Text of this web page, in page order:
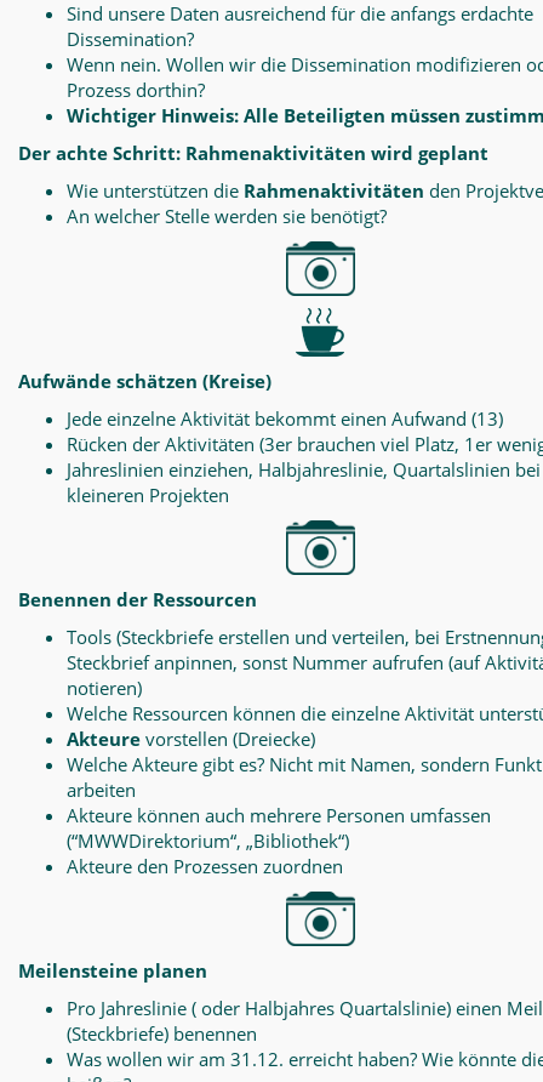
Sind unsere Daten ausreichend für die anfangs erdachte
Dissemination?
Wenn nein. Wollen wir die Dissemination modifizieren
Prozess dorthin?
Wichtiger Hinweis: Alle Beteiligten müssen
Der achte Schritt: Rahmenaktivitäten wird geplant
Wie unterstützen die Rahmenaktivitäten den
An welcher Stelle werden sie benötigt?
Aufwände schätzen (Kreise)
Jede einzelne Aktivität bekommt einen Aufwand (13)
Rücken der Aktivitäten (3er brauchen viel Platz, 1er
Jahreslinien einziehen, Halbjahreslinie, Quartalslinien bei
kleineren Projekten
Benennen der Ressourcen
Tools (Steckbriefe erstellen und verteilen, bei
Steckbrief anpinnen, sonst Nummer aufrufen (auf
notieren)
Welche Ressourcen können die einzelne Aktivität
Akteure vorstellen (Dreiecke)
Welche Akteure gibt es? Nicht mit Namen, sondern
arbeiten
Akteure können auch mehrere Personen umfassen
(“MWWDirektorium“, „Bibliothek“)
Akteure den Prozessen zuordnen
Meilensteine planen
Pro Jahreslinie ( oder Halbjahres Quartalslinie) einen
(Steckbriefe) benennen
Was wollen wir am 31.12. erreicht haben? Wie könnte